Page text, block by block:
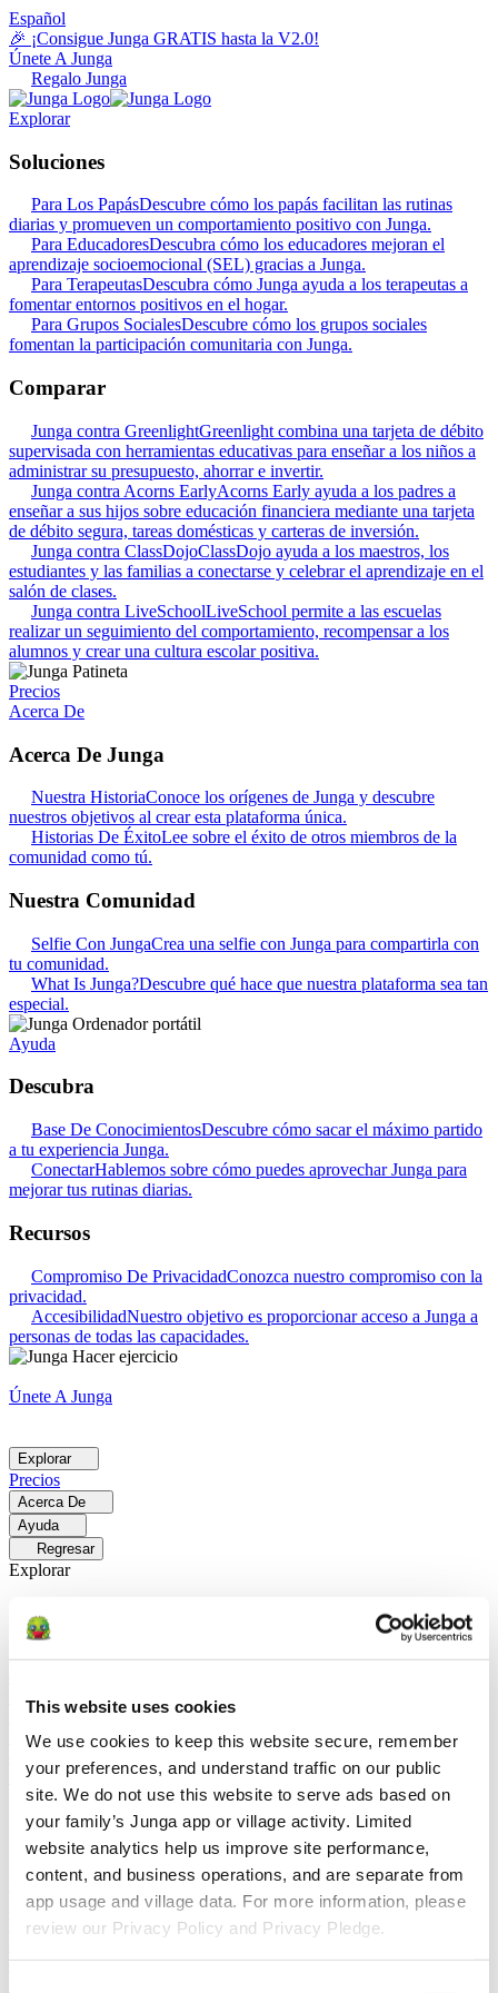
This website uses cookies
We use cookies to keep this website secure, remember
your preferences, and understand traffic on our public
site. We do not use this website to serve ads based on
your family’s Junga app or village activity. Limited
website analytics help us improve site performance,
content, and business operations, and are separate from
app usage and village data. For more information, please
review our Privacy Policy and Privacy Pledge.
Español
🎉 ¡Consigue Junga GRATIS hasta la V2.0!
Únete A Junga
Regalo Junga
Explorar
Soluciones
Para Los PapásDescubre cómo los papás facilitan las rutinas
diarias y promueven un comportamiento positivo con Junga.
Para EducadoresDescubra cómo los educadores mejoran el
aprendizaje socioemocional (SEL) gracias a Junga.
Para TerapeutasDescubra cómo Junga ayuda a los terapeutas a
fomentar entornos positivos en el hogar.
Para Grupos SocialesDescubre cómo los grupos sociales
fomentan la participación comunitaria con Junga.
Comparar
Junga contra GreenlightGreenlight combina una tarjeta de débito
supervisada con herramientas educativas para enseñar a los niños a
administrar su presupuesto, ahorrar e invertir.
Junga contra Acorns EarlyAcorns Early ayuda a los padres a
enseñar a sus hijos sobre educación financiera mediante una tarjeta
de débito segura, tareas domésticas y carteras de inversión.
Junga contra ClassDojoClassDojo ayuda a los maestros, los
estudiantes y las familias a conectarse y celebrar el aprendizaje en el
salón de clases.
Junga contra LiveSchoolLiveSchool permite a las escuelas
realizar un seguimiento del comportamiento, recompensar a los
alumnos y crear una cultura escolar positiva.
Precios
Acerca De
Acerca De Junga
Nuestra HistoriaConoce los orígenes de Junga y descubre
nuestros objetivos al crear esta plataforma única.
Historias De ÉxitoLee sobre el éxito de otros miembros de la
comunidad como tú.
Nuestra Comunidad
Selfie Con JungaCrea una selfie con Junga para compartirla con
tu comunidad.
What Is Junga?Descubre qué hace que nuestra plataforma sea tan
especial.
Ayuda
Descubra
Base De ConocimientosDescubre cómo sacar el máximo partido
a tu experiencia Junga.
ConectarHablemos sobre cómo puedes aprovechar Junga para
mejorar tus rutinas diarias.
Recursos
Compromiso De PrivacidadConozca nuestro compromiso con la
privacidad.
AccesibilidadNuestro objetivo es proporcionar acceso a Junga a
personas de todas las capacidades.
Únete A Junga
Explorar
Precios
Acerca De
Ayuda
Regresar
Explorar
Soluciones
Para Los PapásDescubre cómo los papás facilitan las rutinas
EducadoresDescubra cómo los educadores mejoran el aprendizaje
socioemocional (SEL) gracias a Junga.
cómo Junga ayuda a los terapeutas a fomentar entornos positivos en
Para Grupos Sociales
fomentan la participación comunitaria con Junga.
Comparar
Junga contra Greenlight
Greenlight combina una tarjeta de débito
supervisada con herramientas educativas para enseñar a los niños a
administrar su presupuesto, ahorrar e invertir.
Junga contra Acorns
EarlyAcorns Early ayuda a los padres a enseñar a sus hijos sobre
domésticas y carteras de inversión.
Junga contra